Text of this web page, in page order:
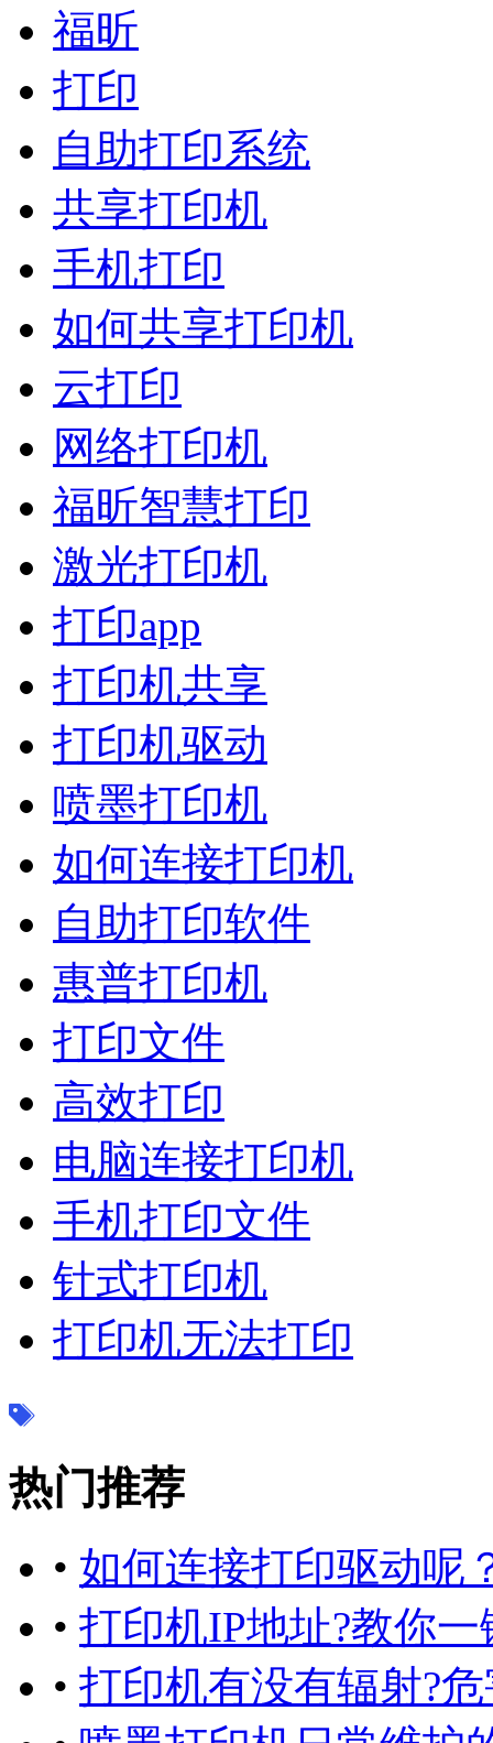
福昕
打印
自助打印系统
共享打印机
手机打印
如何共享打印机
云打印
网络打印机
福昕智慧打印
激光打印机
打印app
打印机共享
打印机驱动
喷墨打印机
如何连接打印机
自助打印软件
惠普打印机
打印文件
高效打印
电脑连接打印机
手机打印文件
针式打印机
打印机无法打印
热门推荐
• 如何连接打印驱动呢
• 打印机IP地址?教你
• 打印机有没有辐射?